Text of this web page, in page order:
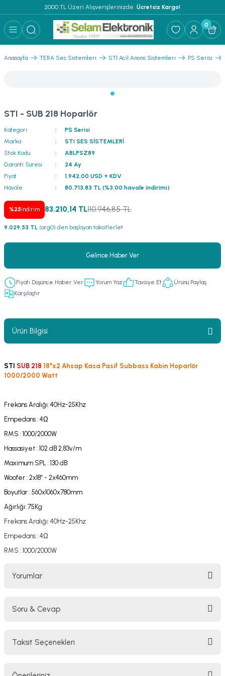
2000 TL Üzeri Alışverişlerinizde Ücretsiz Kargo!
Geri Dön
Geri Dön
Geri Dön
Hoparlörler
Devre Mebran
Geri Dön
Mikrofonları
Geri Dön
Geri Dön
Mikrofonlar
Geri Dön
Sistemler
Geri Dön
PAKET
Geri Dön
Pako Şalter
Paketleri
0
Anasayfa TERA Ses Sistemleri STI Acil Anons Sistemleri PS Serisi
STI - SUB 218 Hoparlör
Kategori
PS Serisi
Marka
STI SES SİSTEMLERİ
Stok Kodu
ABLPSZ89
Garanti Süresi
24 Ay
Fiyat
1.942,00 USD + KDV
Havale
80.713,83 TL (%3,00 havale indirimi)
%25indirim 83.210,14 TL110.946,85 TL
9.029,53 TL (arg0) den başlayan taksitlerle!!
Gelince Haber Ver
Fiyatı Düşünce Haber Ver Yorum Yaz Tavsiye Et
Ürünü Paylaş
Karşılaştır
Ürün Bilgisi
STI SUB 218 18"x2 Ahsap Kasa Pasif Subbass Kabin Hoparlör
1000/2000 Watt
Frekans Aralığı: 40Hz-25Khz
Empedans : 4Ω
RMS : 1000/2000W
Hassasiyet : 102 dB 2,83v/m
Maximum SPL : 130 dB
Woofer : 2x18” - 2x460mm
Boyutlar : 560x1060x780mm
Ağırlığı: 75Kg
Frekans Aralığı: 40Hz-25Khz
Empedans : 4Ω
RMS : 1000/2000W
Yorumlar
Soru & Cevap
Taksit Seçenekleri